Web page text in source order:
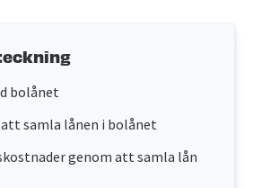
bolånet
samla lånen i bolånet
genom att samla lån